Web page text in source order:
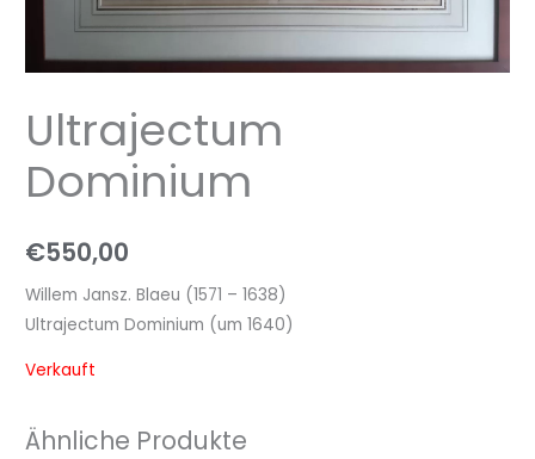
Ultrajectum
Dominium
€550,00
Willem Jansz. Blaeu (1571 – 1638)
Ultrajectum Dominium (um 1640)
Verkauft
Ähnliche Produkte